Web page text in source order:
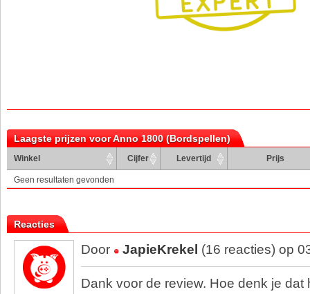
Laagste prijzen voor Anno 1800 (Bordspellen)
Winkel Cijfer Levertijd Prijs
Geen resultaten gevonden
Reacties
Door JapieKrekel (16 reacties) op
Dank voor de review. Hoe denk je dat